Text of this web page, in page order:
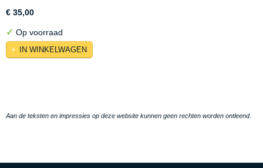
€ 35,00
✓ Op voorraad
IN WINKELWAGEN
Aan de teksten en impressies op deze website kunnen geen rechten worden ontleend.